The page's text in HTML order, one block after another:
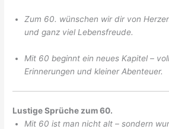
Zum 60. wünschen wir dir von
und ganz viel Lebensfreude.
Mit 60 beginnt ein neues Kapitel –
Erinnerungen und kleiner Abenteuer.
Lustige Sprüche zum 60.
Mit 60 ist man nicht alt – sondern